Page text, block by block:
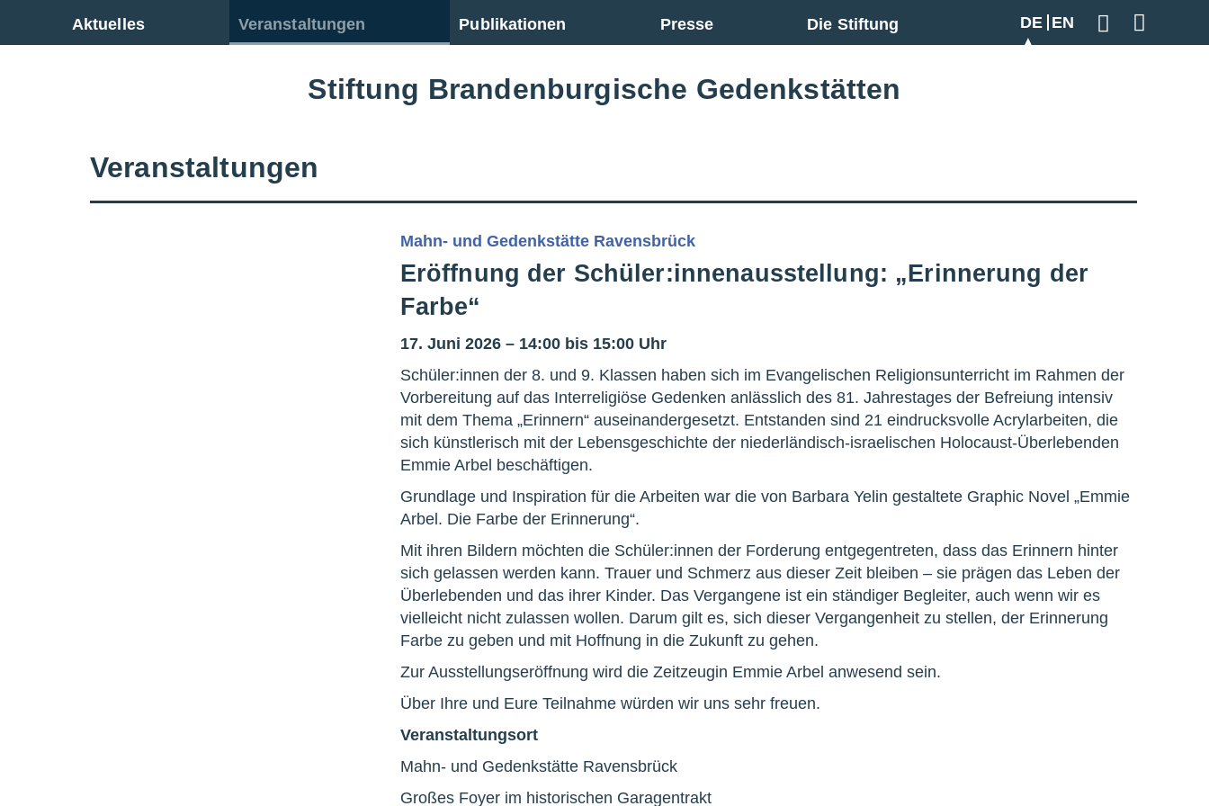
Aktuelles Veranstaltungen Publikationen Presse Die Stiftung DE EN
Zur Gesamtübersicht
Stiftung Brandenburgische Gedenkstätten
Veranstaltungen
Mahn- und Gedenkstätte Ravensbrück
Eröffnung der Schüler:innenausstellung: „Erinnerung der
Farbe“
17. Juni 2026 – 14:00 bis 15:00 Uhr
Schüler:innen der 8. und 9. Klassen haben sich im Evangelischen Religionsunterricht im Rahmen der
Vorbereitung auf das Interreligiöse Gedenken anlässlich des 81. Jahrestages der Befreiung intensiv
mit dem Thema „Erinnern“ auseinandergesetzt. Entstanden sind 21 eindrucksvolle Acrylarbeiten, die
sich künstlerisch mit der Lebensgeschichte der niederländisch-israelischen Holocaust-Überlebenden
Emmie Arbel beschäftigen.
Grundlage und Inspiration für die Arbeiten war die von Barbara Yelin gestaltete Graphic Novel „Emmie
Arbel. Die Farbe der Erinnerung“.
Mit ihren Bildern möchten die Schüler:innen der Forderung entgegentreten, dass das Erinnern hinter
sich gelassen werden kann. Trauer und Schmerz aus dieser Zeit bleiben – sie prägen das Leben der
Überlebenden und das ihrer Kinder. Das Vergangene ist ein ständiger Begleiter, auch wenn wir es
vielleicht nicht zulassen wollen. Darum gilt es, sich dieser Vergangenheit zu stellen, der Erinnerung
Farbe zu geben und mit Hoffnung in die Zukunft zu gehen.
Zur Ausstellungseröffnung wird die Zeitzeugin Emmie Arbel anwesend sein.
Über Ihre und Eure Teilnahme würden wir uns sehr freuen.
Veranstaltungsort
Mahn- und Gedenkstätte Ravensbrück
Großes Foyer im historischen Garagentrakt